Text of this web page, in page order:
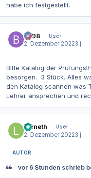
habe ich festgestellt.
be98
User
2. Dezember 20223 j
Bitte Katalog der
besorgen. 3 Stück. Alles
den Katalog scannen was
Lehrer ansprechen und
lenneth
User
2. Dezember 20223 j
AUTOR
vor 6 Stunden schrieb